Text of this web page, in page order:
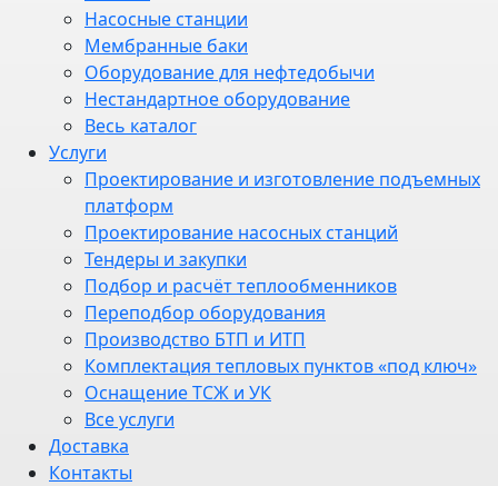
Насосные станции
Мембранные баки
Оборудование для нефтедобычи
Нестандартное оборудование
Весь каталог
Услуги
Проектирование и изготовление подъемных
платформ
Проектирование насосных станций
Тендеры и закупки
Подбор и расчёт теплообменников
Переподбор оборудования
Производство БТП и ИТП
Комплектация тепловых пунктов «под ключ»
Оснащение ТСЖ и УК
Все услуги
Доставка
Контакты